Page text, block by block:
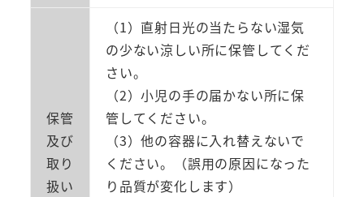
保管
及び
取り
扱い
（1）直射日光の当たらない湿気
の少ない涼しい所に保管してくだ
さい。
（2）小児の手の届かない所に保
管してください。
（3）他の容器に入れ替えないで
ください。（誤用の原因になった
り品質が変化します）